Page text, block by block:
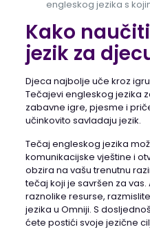
engleskog jezika s
Kako
jezik za
Djeca najbolje uče kroz
Tečajevi engleskog jezika
zabavne igre, pjesme i
učinkovito savladaju jezik.
Tečaj engleskog jezika
komunikacijske vještine i
obzira na vašu trenutnu
tečaj koji je savršen za vas.
raznolike resurse,
jezika u Omniji. S
ćete postići svoje jezične